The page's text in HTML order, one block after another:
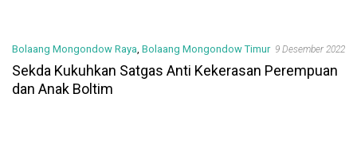
Bolaang Mongondow Raya, Bolaang Mongondow Timur 9 Desember 2022
Sekda Kukuhkan Satgas Anti Kekerasan Perempuan
dan Anak Boltim